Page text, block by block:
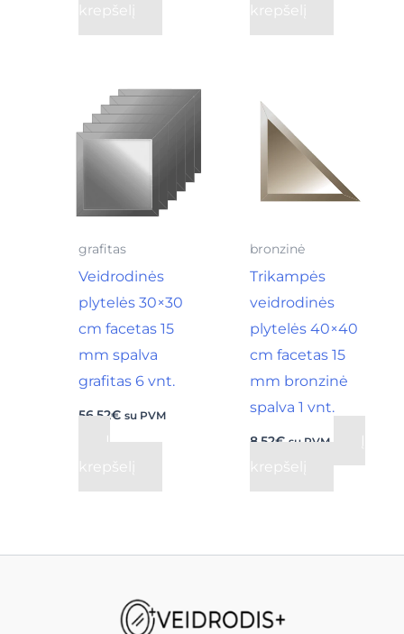
krepšelį
krepšelį
grafitas
Veidrodinės
plytelės 30×30
cm facetas 15
mm spalva
grafitas 6 vnt.
56,52€ su PVM
Į
krepšelį
bronzinė
Trikampės
veidrodinės
plytelės 40×40
cm facetas 15
mm bronzinė
spalva 1 vnt.
8,52€ su PVM
Į
krepšelį